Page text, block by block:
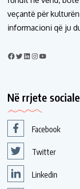
veçantë për
informacioni që ju
Në rrjete sociale
Facebook
Twitter
Linkedin